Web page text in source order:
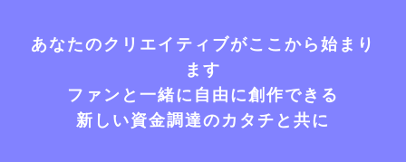
あなたのクリエイティブがここから始まり
ます
ファンと一緒に自由に創作できる
新しい資金調達のカタチと共に